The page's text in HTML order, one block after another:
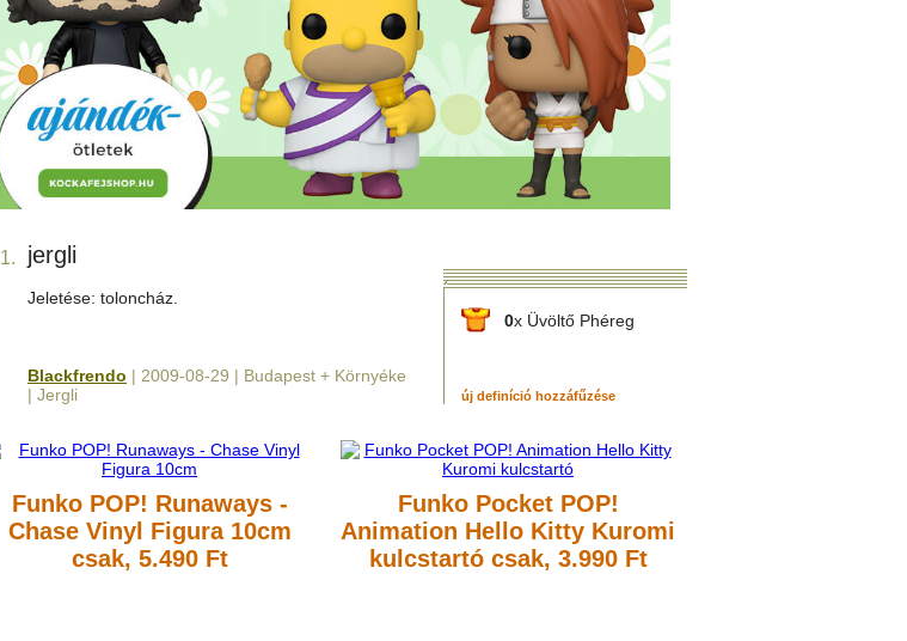
1. jergli
Jeletése: toloncház.
0x Üvöltő Phéreg
Blackfrendo | 2009-08-29 | Budapest + Környéke
| Jergli
új definíció hozzáfűzése
Funko POP! Runaways -
Chase Vinyl Figura 10cm
csak, 5.490 Ft
Funko Pocket POP!
Animation Hello Kitty Kuromi
kulcstartócsak, 3.990 Ft